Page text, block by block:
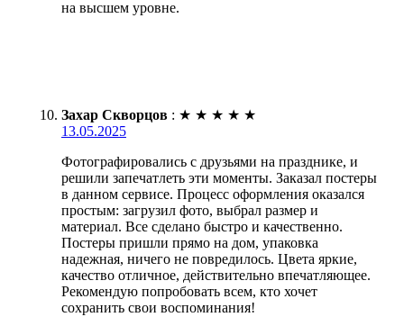
на высшем уровне.
Захар Скворцов : ★ ★ ★ ★ ★
13.05.2025
Фотографировались с друзьями на празднике, и
решили запечатлеть эти моменты. Заказал постеры
в данном сервисе. Процесс оформления оказался
простым: загрузил фото, выбрал размер и
материал. Все сделано быстро и качественно.
Постеры пришли прямо на дом, упаковка
надежная, ничего не повредилось. Цвета яркие,
качество отличное, действительно впечатляющее.
Рекомендую попробовать всем, кто хочет
сохранить свои воспоминания!